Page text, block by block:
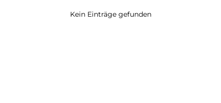
Kein Einträge gefunden